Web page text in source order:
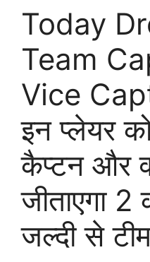
Today
Team
Vice
इन प्लेयर
कैप्टन और
जीताएगा 2
जल्दी से